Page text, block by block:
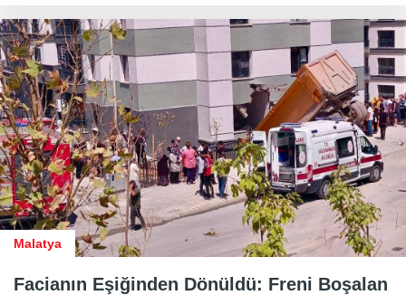
Malatya
Facianın Eşiğinden Dönüldü: Freni Boşalan